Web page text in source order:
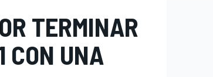
TERMINAR
CON UNA